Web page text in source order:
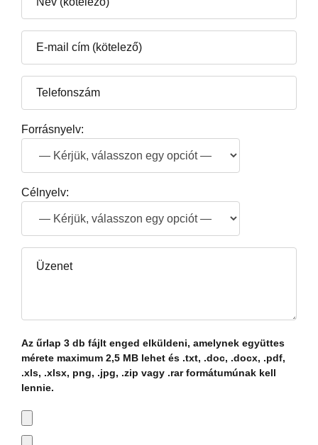
Forrásnyelv:
Célnyelv:
Az űrlap 3 db fájlt enged elküldeni, amelynek együttes
mérete maximum 2,5 MB lehet és .txt, .doc, .docx, .pdf,
.xls, .xlsx, png, .jpg, .zip vagy .rar formátumúnak kell
lennie.